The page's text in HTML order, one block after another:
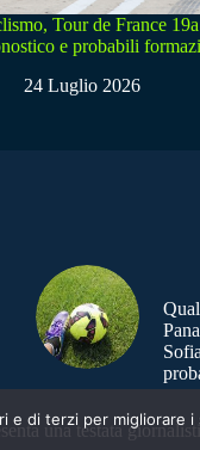
Tour de France
e probabili
24 Luglio 2026
una testata
e di terzi per migliorare